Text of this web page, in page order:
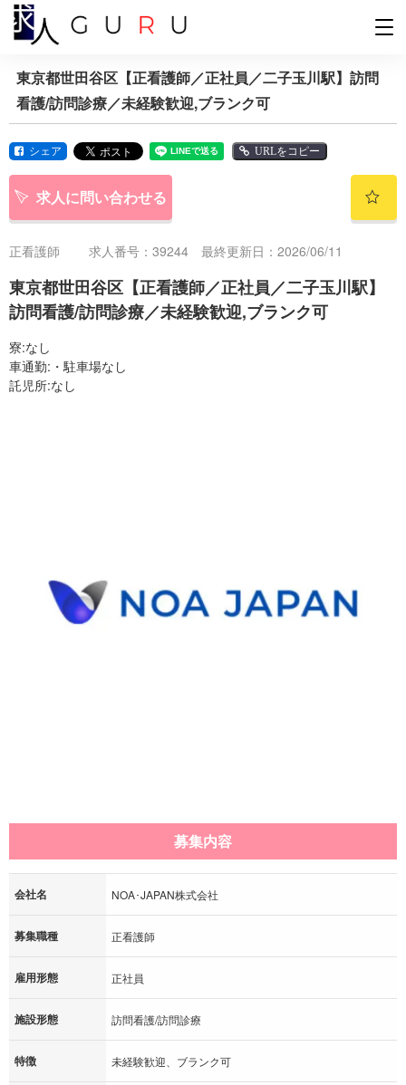
東京都世田谷区【正看護師／正社員／二子玉川駅】訪問
看護/訪問診療／未経験歓迎,ブランク可
シェア URLをコピー
求人に問い合わせる
正看護師 求人番号：39244 最終更新日：2026/06/11
東京都世田谷区【正看護師／正社員／二子玉川駅】
訪問看護/訪問診療／未経験歓迎,ブランク可
寮:なし
車通勤:・駐車場なし
託児所:なし
募集内容
会社名 NOA･JAPAN株式会社
募集職種 正看護師
雇用形態 正社員
施設形態 訪問看護/訪問診療
特徴 未経験歓迎、ブランク可